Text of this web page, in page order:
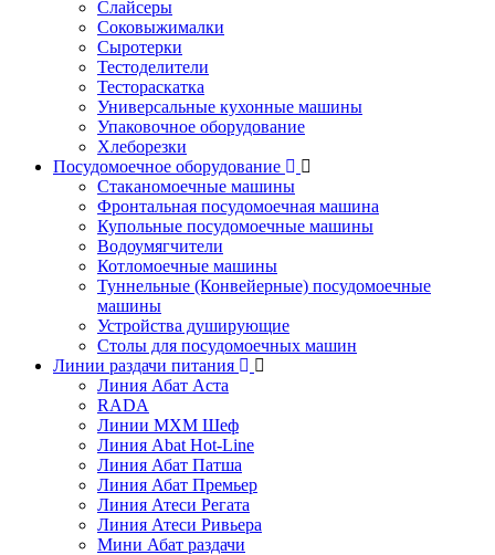
Слайсеры
Соковыжималки
Сыротерки
Тестоделители
Тестораскатка
Универсальные кухонные машины
Упаковочное оборудование
Хлеборезки
Посудомоечное оборудование
Стаканомоечные машины
Фронтальная посудомоечная машина
Купольные посудомоечные машины
Водоумягчители
Котломоечные машины
Туннельные (Конвейерные) посудомоечные
машины
Устройства душирующие
Столы для посудомоечных машин
Линии раздачи питания
Линия Абат Аста
RADA
Линии МХМ Шеф
Линия Abat Hot-Line
Линия Абат Патша
Линия Абат Премьер
Линия Атеси Регата
Линия Атеси Ривьера
Мини Абат раздачи